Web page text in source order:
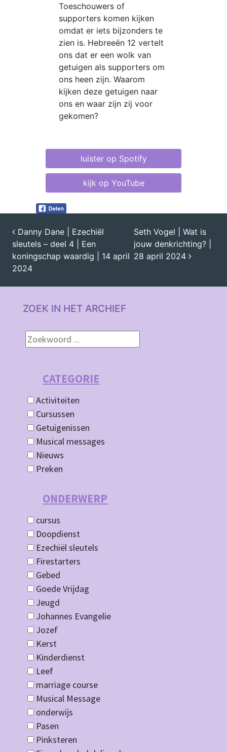
Toeschouwers of
supporters komen kijken
omdat er iets bijzonders te
zien is. Hebreeën 12 vertelt
ons dat er een wolk van
getuigen als supporters om
ons heen zijn. Waarom
kijken deze getuigen naar
ons en waar zijn zij voor
gekomen?
luister op Spotify
kijk op YouTube
BERICHT NAVIGATIE
Danny Dane | Ezechiël
sleutels – deel 4 | Een
koningschap waardig | 14 april
2024
Seth Vogel | Wat is
jouw denkrichting? |
28 april 2024
ZOEK IN HET ARCHIEF
CATEGORIE
Activiteiten
Cursussen
Getuigenissen
Musical messages
Nieuws
Preken
ONDERWERP
cursus
Doopdienst
Ezechiël sleutels
Firestarters
Gebed
Goede Vrijdag
Jeugd
Johannes Evangelie
Jozef
Kerst
Kinderdienst
Leef
marriage course
Musical Message
onderwijs
Pasen
Pinksteren